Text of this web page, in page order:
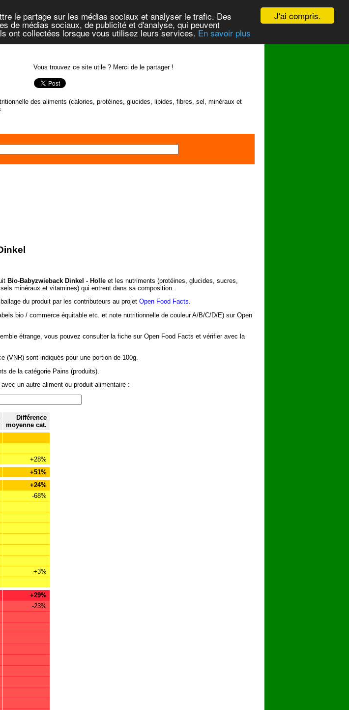
J'ai compris.
le partage sur les médias sociaux et analyser le trafic. Des
de médias sociaux, de publicité et d'analyse, qui peuvent
ont collectées lorsque vous utilisez leurs services. En savoir plus
Vous trouvez ce site utile ? Merci de le partager !
des aliments (calories, protéines, glucides, lipides, fibres, sel, minéraux et
Bio-Babyzwieback Dinkel - Holle et les nutriments (protéines, glucides, sucres,
minéraux et vitamines) qui entrent dans sa composition.
du produit par les contributeurs au projet Open Food Facts.
bio / commerce équitable etc. et note nutritionnelle de couleur A/B/C/D/E) sur Open
étrange, vous pouvez consulter la fiche sur Open Food Facts et vérifier avec la
(VNR) sont indiqués pour une portion de 100g.
de la catégorie Pains (produits).
un autre aliment ou produit alimentaire :
Différence
moyenne cat.
+28%
+51%
+24%
-68%
+3%
+29%
-23%